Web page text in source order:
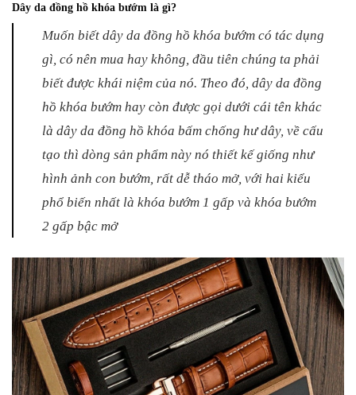
Dây da đồng hồ khóa bướm là gì?
Muốn biết dây da đồng hồ khóa bướm có tác dụng
gì, có nên mua hay không, đầu tiên chúng ta phải
biết được khái niệm của nó. Theo đó, dây da đồng
hồ khóa bướm hay còn được gọi dưới cái tên khác
là dây da đồng hồ khóa bấm chống hư dây, về cấu
tạo thì dòng sản phẩm này nó thiết kế giống như
hình ảnh con bướm, rất dễ tháo mở, với hai kiểu
phổ biến nhất là khóa bướm 1 gấp và khóa bướm
2 gấp bậc mở